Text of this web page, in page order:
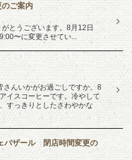
ご案内
とうございます。8月12日
〜に変更させてい...
さんいかがお過ごしですか。8
イスコーヒーです。冷やして
すっきりとしたさわやかな
バザール 閉店時間変更の